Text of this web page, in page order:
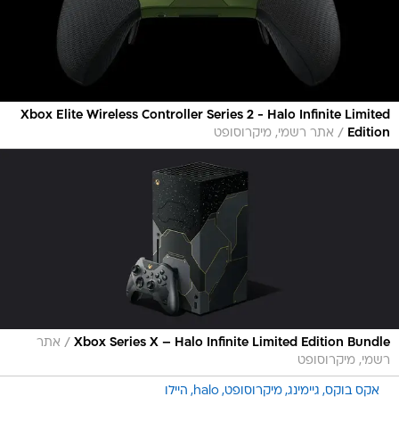
Xbox Elite Wireless Controller Series 2 - Halo Infinite Limited
Edition
/ אתר רשמי, מיקרוסופט
Xbox Series X – Halo Infinite Limited Edition Bundle
/ אתר
רשמי, מיקרוסופט
אקס בוקס גיימינג מיקרוסופט halo היילו